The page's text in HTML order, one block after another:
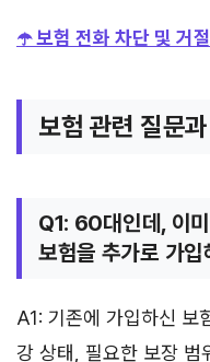
☂️ 보험 전화 차단 및 거
보험 관련 질문
Q1: 60대인데, 이
보험을 추가로 가
A1: 기존에 가입하신 보
강 상태, 필요한 보장 범